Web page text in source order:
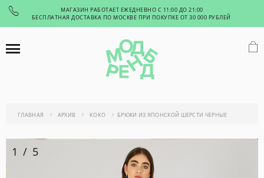
МАГАЗИН РАБОТАЕТ ЕЖЕДНЕВНО С 11:00 ДО 21:00
БЕСПЛАТНАЯ ДОСТАВКА ПО МОСКВЕ ПРИ ПОКУПКЕ ОТ 30 000 РУБЛЕЙ
ГЛАВНАЯ АРХИВ KOKO БРЮКИ ИЗ ЯПОНСКОЙ ШЕРСТИ ЧЕРНЫЕ
1 / 5